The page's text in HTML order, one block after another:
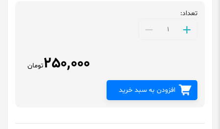
تعداد:
250,000تومان
افزودن به سبد خرید